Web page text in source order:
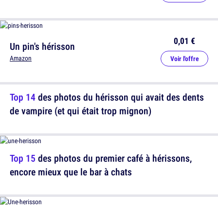
Top 14des photos du hérisson qui avait des dents
de vampire (et qui était trop mignon)
Un pin's hérisson
Amazon
0,01 €
Voir l'offre
Top 15 des photos du premier café à hérissons,
encore mieux que le bar à chats